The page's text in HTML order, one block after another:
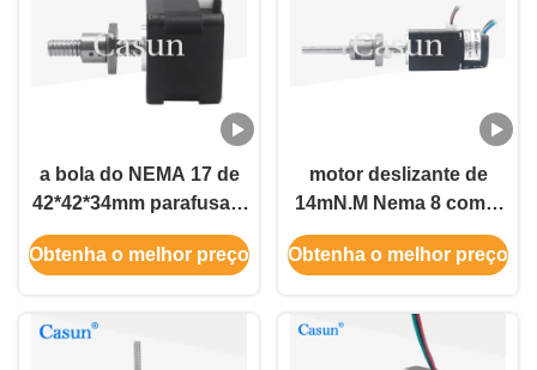
a bola do NEMA 17 de
42*42*34mm parafusa o
motor deslizante linear
2.52V 1.68A
Obtenha o melhor preço
motor deslizante de
14mN.M Nema 8 com o
motor do parafuso
L200/250/300MM da
Obtenha o melhor preço